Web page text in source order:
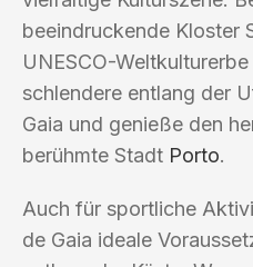
beeindruckende Kloster
UNESCO-
schlendere entlang der
Gaia und genieße den
berühmte Stadt Porto.
Auch für sportliche
de Gaia ideale